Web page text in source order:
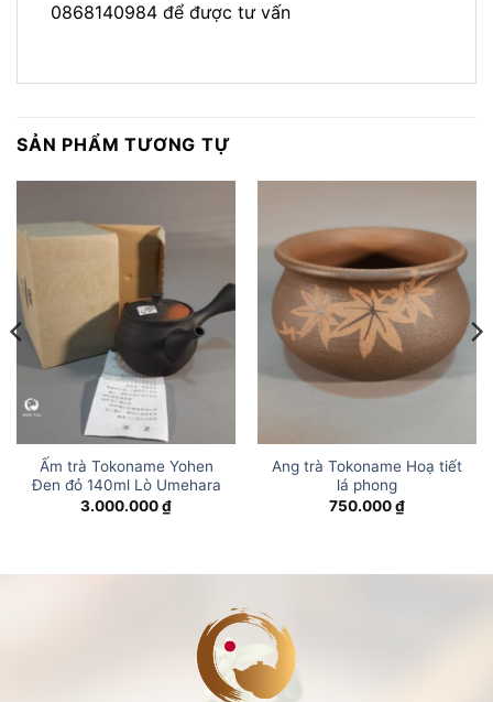
0868140984 để được tư vấn
SẢN PHẨM TƯƠNG TỰ
Ấm trà Tokoname Yohen
Đen đỏ 140ml Lò Umehara
3.000.000₫
Ang trà Tokoname Hoạ tiết
lá phong
750.000₫